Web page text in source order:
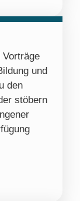
und
den
stöbern